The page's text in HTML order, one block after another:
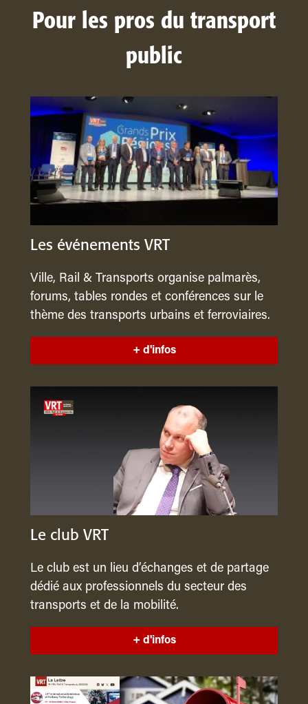
Pour les pros du transport
public
Les événements VRT
Ville, Rail & Transports organise palmarès,
forums, tables rondes et conférences sur le
thème des transports urbains et ferroviaires.
+ d'infos
Le club VRT
Le club est un lieu d’échanges et de partage
dédié aux professionnels du secteur des
transports et de la mobilité.
+ d'infos